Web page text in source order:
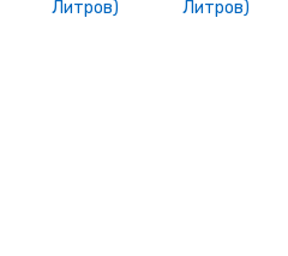
Литров)
Литров)